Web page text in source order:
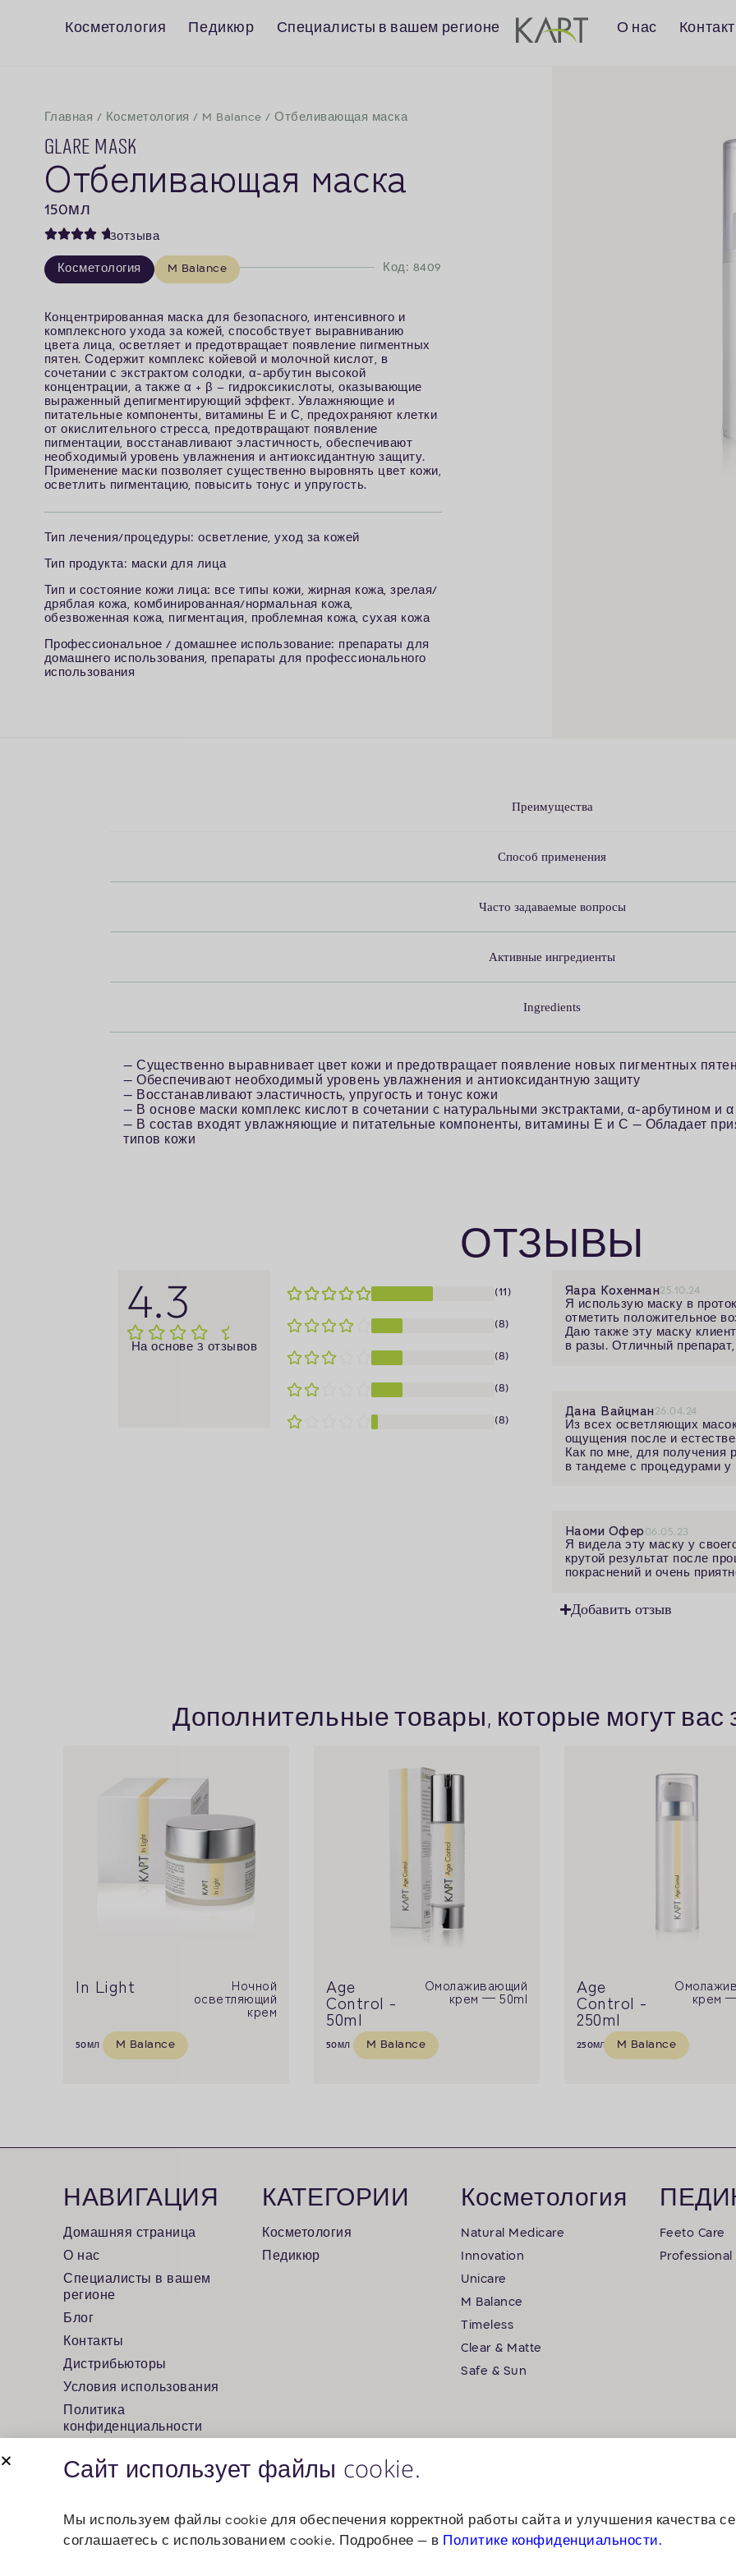
Косметология Педикюр Специалисты в вашем регионе О нас
Главная / Косметология / M Balance /Отбеливающая маска
Glare Mask
Отбеливающая маска
150мл
3отзыва
Косметология M Balance Код: 8409
Концентрированная маска для безопасного, интенсивного и
комплексного ухода за кожей, способствует выравниванию
цвета лица, осветляет и предотвращает появление пигментных
пятен. Содержит комплекс койевой и молочной кислот, в
сочетании с экстрактом солодки, α-арбутин высокой
концентрации, а также α + β – гидроксикислоты, оказывающие
выраженный депигментирующий эффект. Увлажняющие и
питательные компоненты, витамины Е и С, предохраняют клетки
от окислительного стресса, предотвращают появление
пигментации, восстанавливают эластичность, обеспечивают
необходимый уровень увлажнения и антиоксидантную защиту.
Применение маски позволяет существенно выровнять цвет кожи,
осветлить пигментацию, повысить тонус и упругость.
Тип лечения/процедуры: осветление, уход за кожей
Тип продукта: маски для лица
Тип и состояние кожи лица: все типы кожи, жирная кожа, зрелая/
дряблая кожа, комбинированная/нормальная кожа,
обезвоженная кожа, пигментация, проблемная кожа, сухая кожа
Профессиональное / домашнее использование: препараты для
домашнего использования, препараты для профессионального
использования
Преимущества
Способ применения
Часто задаваемые вопросы
Активные ингредиенты
Ingredients
— Существенно выравнивает цвет кожи и предотвращает появление новых пигментных
— Обеспечивают необходимый уровень увлажнения и антиоксидантную защиту
— Восстанавливают эластичность, упругость и тонус кожи
— В основе маски комплекс кислот в сочетании с натуральными экстрактами, α-арбутином и
— В состав входят увлажняющие и питательные компоненты, витамины Е и С — Обладает
типов кожи
ОТЗЫВЫ
(11)
(8)
(8)
(8)
(8)
4.3
На основе 3 отзывов
Яара Кохенман25.10.24
Я использую маску в
отметить положительное
Даю также эту маску
в разы. Отличный
Дана Вайцман26.04.24
Из всех осветляющих
ощущения после и
Как по мне, для получения
в тандеме с процедурами
Наоми Офер06.05.23
Я видела эту маску у
крутой результат после
покраснений и очень
Добавить отзыв
Дополнительные товары, которые могут вас
In Light Ночной
осветляющий
крем
50мл M Balance
Age
Control -
50ml
Омолаживающий
крем — 50ml
50мл M Balance
Age
Control -
250ml
крем
250мл M Balance
НАВИГАЦИЯ
Домашняя страница
О нас
Специалисты в вашем
регионе
Блог
Контакты
Дистрибьюторы
Условия использования
Политика
конфиденциальности
КАТЕГОРИИ
Косметология
Педикюр
Косметология
Natural Medicare
Innovation
Unicare
M Balance
Timeless
Clear & Matte
Safe & Sun
Feeto Care
©Все права защищены Kart
Advertising agency
Сайт использует файлы cookie.
Мы используем файлы cookie для обеспечения корректной работы сайта и улучшения качества
соглашаетесь с использованием cookie. Подробнее — в Политике конфиденциальности.